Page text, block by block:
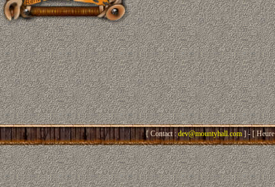
[ Contact : dev@mountyhall.com] - [ Heure